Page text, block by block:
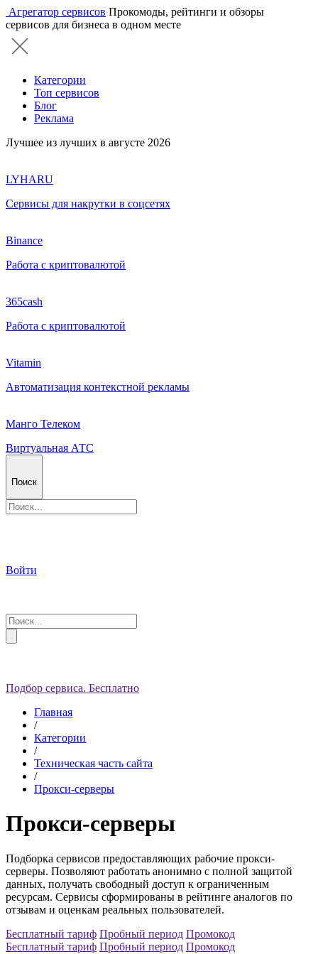
Агрегатор сервисов Прокомоды, рейтинги и обзоры
сервисов для бизнеса в одном месте
Категории
Топ сервисов
Блог
Реклама
Лучшее из лучших в августе 2026
LYHARU
Сервисы для накрутки в соцсетях
Binance
Работа с криптовалютой
365cash
Работа с криптовалютой
Vitamin
Автоматизация контекстной рекламы
Манго Телеком
Виртуальная АТС
Поиск
Войти
Подбор сервиса. Бесплатно
Главная
/
Категории
/
Техническая часть сайта
/
Прокси-серверы
Прокси-серверы
Подборка сервисов предоставляющих рабочие прокси-
серверы. Позволяют работать анонимно с полной защитой
данных, получать свободный доступ к ограниченным
ресурсам. Сервисы сформированы в рейтинге аналогов по
отзывам и оценкам реальных пользователей.
Бесплатный тариф Пробный период Промокод
Бесплатный тариф Пробный период Промокод